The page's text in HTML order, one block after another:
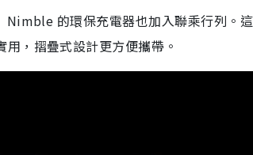
的環保充電器也加入聯乘行列。
，摺疊式設計更方便攜帶。